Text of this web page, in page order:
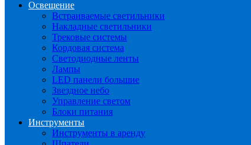
Освещение
Встраиваемые светильники
Накладные светильники
Трековые системы
Кордовая система
Светодиодные ленты
Лампы
LED панели большие
Звездное небо
Управление светом
Блоки питания
Инструменты
Инструменты в аренду